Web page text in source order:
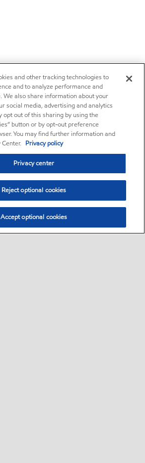
and other tracking technologies to
and to analyze performance and
We also share information about your
social media, advertising and analytics
opt out of this sharing by using the
button or by opt-out preference
You may find further information and
Privacy policy
Privacy center
Reject optional cookies
Accept optional cookies